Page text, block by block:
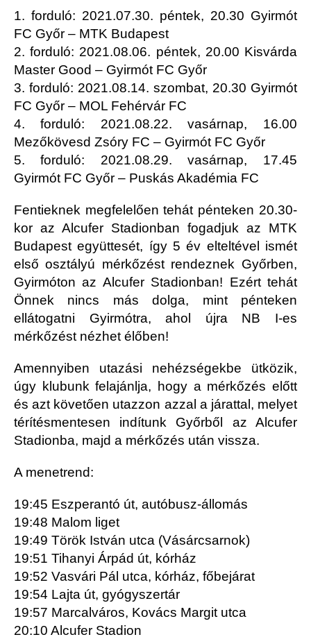
1. forduló: 2021.07.30. péntek, 20.30 Gyirmót
FC Győr – MTK Budapest
2. forduló: 2021.08.06. péntek, 20.00 Kisvárda
Master Good – Gyirmót FC Győr
3. forduló: 2021.08.14. szombat, 20.30 Gyirmót
FC Győr – MOL Fehérvár FC
4. forduló: 2021.08.22. vasárnap, 16.00
Mezőkövesd Zsóry FC – Gyirmót FC Győr
5. forduló: 2021.08.29. vasárnap, 17.45
Gyirmót FC Győr – Puskás Akadémia FC
Fentieknek megfelelően tehát pénteken 20.30-
kor az Alcufer Stadionban fogadjuk az MTK
Budapest együttesét, így 5 év elteltével ismét
első osztályú mérkőzést rendeznek Győrben,
Gyirmóton az Alcufer Stadionban! Ezért tehát
Önnek nincs más dolga, mint pénteken
ellátogatni Gyirmótra, ahol újra NB I-es
mérkőzést nézhet élőben!
Amennyiben utazási nehézségekbe ütközik,
úgy klubunk felajánlja, hogy a mérkőzés előtt
és azt követően utazzon azzal a járattal, melyet
térítésmentesen indítunk Győrből az Alcufer
Stadionba, majd a mérkőzés után vissza.
A menetrend:
19:45 Eszperantó út, autóbusz-állomás
19:48 Malom liget
19:49 Török István utca (Vásárcsarnok)
19:51 Tihanyi Árpád út, kórház
19:52 Vasvári Pál utca, kórház, főbejárat
19:54 Lajta út, gyógyszertár
19:57 Marcalváros, Kovács Margit utca
20:10 Alcufer Stadion